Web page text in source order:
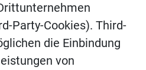
Party-Cookies). Third-
die Einbindung
von